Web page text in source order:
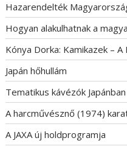
Hazarendelték
Hogyan alakulhatnak a
Kónya Dorka: Kamikazek –
Japán hőhullám
Tematikus kávézók Japánban
A harcművésznő (1974)
A JAXA új holdprogramja